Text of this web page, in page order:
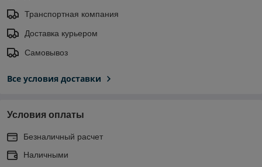
Транспортная компания
Доставка курьером
Самовывоз
Все условия доставки
Условия оплаты
Безналичный расчет
Наличными